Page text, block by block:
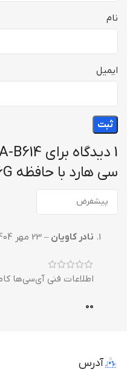
1 دیدگاه برای
سی هارد با حافظه 16G
نادر کاویان – 23 مهر 1404
اطلاعات فنی آی‌سی‌ها
0
0
نام
ایمیل
آدرس